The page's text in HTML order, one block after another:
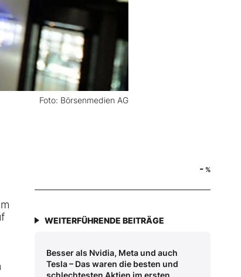
Foto: Börsenmedien AG
- %
WEITERFÜHRENDE BEITRÄGE
Besser als Nvidia, Meta und auch
Tesla – Das waren die besten und